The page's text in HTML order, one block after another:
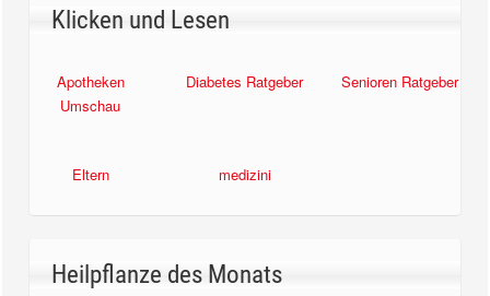
Klicken und Lesen
Apotheken
Umschau
Diabetes Ratgeber Senioren Ratgeber
Eltern medizini
Heilpflanze des Monats